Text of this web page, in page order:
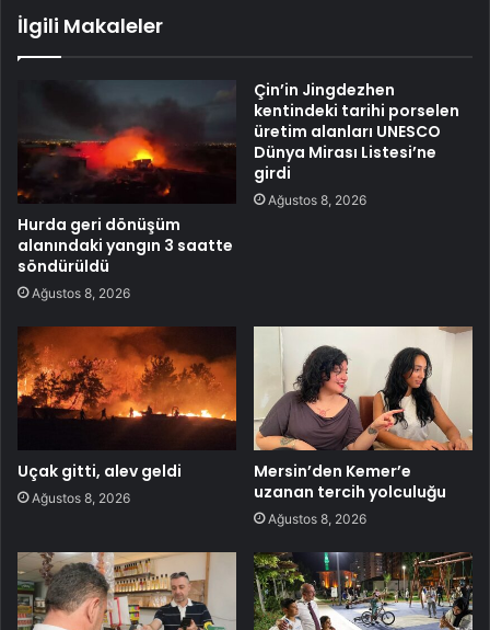
İlgili Makaleler
Hurda geri dönüşüm
alanındaki yangın 3 saatte
söndürüldü
Ağustos 8, 2026
Çin’in Jingdezhen
kentindeki tarihi porselen
üretim alanları UNESCO
Dünya Mirası Listesi’ne
girdi
Ağustos 8, 2026
Uçak gitti, alev geldi
Ağustos 8, 2026
Mersin’den Kemer’e
uzanan tercih yolculuğu
Ağustos 8, 2026